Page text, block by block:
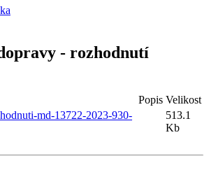
- rozhodnutí
Popis Velikost
md-13722-2023-930-
513.1
Kb